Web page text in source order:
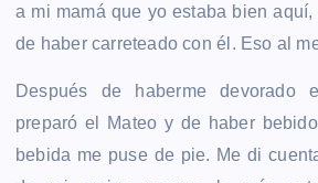
a mi mamá que yo estaba bien
de haber carreteado con él. Eso al
Después de haberme devorado
preparó el Mateo y de haber
bebida me puse de pie. Me di